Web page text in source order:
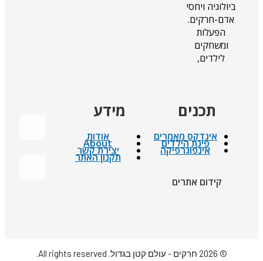
ביולוגיה ויחסי
אדם-חרקים.
הפעלות
ומשחקים
לילדים,
תכנים
אינדקס מאמרים
פינת הילדים
אינפוגרפיקה
קידום אתרים
מידע
אודות
About
יצירת קשר
תקנון האתר
© 2026 חרקים - עולם קטן בגדול. All rights reserved.